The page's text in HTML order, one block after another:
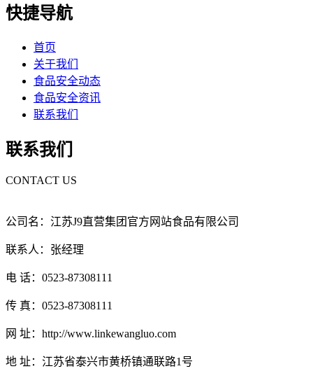
快捷导航
首页
关于我们
食品安全动态
食品安全资讯
联系我们
联系我们
CONTACT US
公司名：江苏J9直营集团官方网站食品有限公司
联系人：张经理
电 话：0523-87308111
传 真：0523-87308111
网 址：http://www.linkewangluo.com
地 址：江苏省泰兴市黄桥镇通联路1号